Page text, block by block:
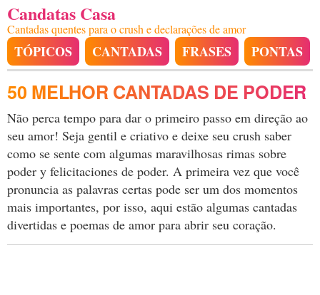
Candatas Casa
Cantadas quentes para o crush e declarações de amor
TÓPICOS CANTADAS FRASES PONTAS
50 MELHOR CANTADAS DE PODER
Não perca tempo para dar o primeiro passo em direção ao
seu amor! Seja gentil e criativo e deixe seu crush saber
como se sente com algumas maravilhosas rimas sobre
poder y felicitaciones de poder. A primeira vez que você
pronuncia as palavras certas pode ser um dos momentos
mais importantes, por isso, aqui estão algumas cantadas
divertidas e poemas de amor para abrir seu coração.